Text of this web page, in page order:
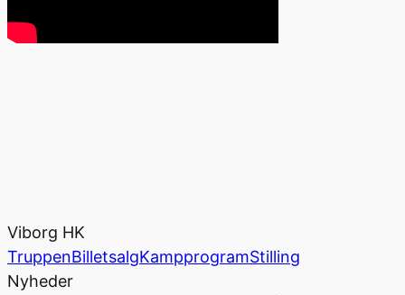
Viborg HK
TruppenBilletsalgKampprogramStilling
Nyheder